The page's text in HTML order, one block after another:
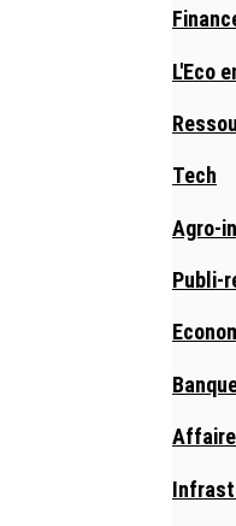
L'Eco
Tech
Agro-
Publi-